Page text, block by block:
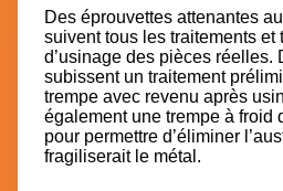
Des éprouvettes attenantes
suivent tous les traitements et
d’usinage des pièces réelles.
subissent un traitement
trempe avec revenu après
également une trempe à froid
pour permettre d’éliminer
fragiliserait le métal.